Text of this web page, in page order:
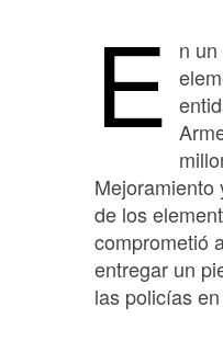
E
n
Mejoramiento
de los
comprometió
entregar un
las policías